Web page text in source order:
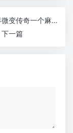
1.76神之界微变传奇一个麻痹就毕业
下一篇